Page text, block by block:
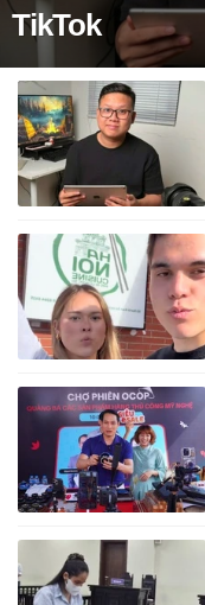
TikTok